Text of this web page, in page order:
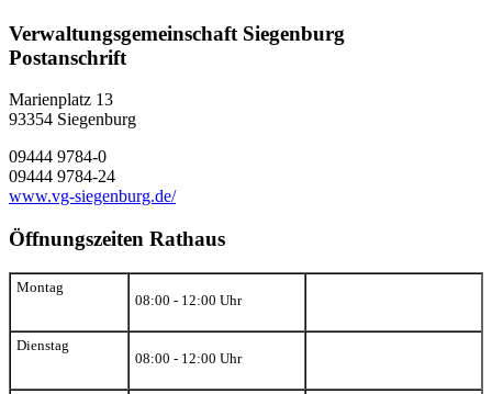
Verwaltungsgemeinschaft Siegenburg
Postanschrift
Marienplatz 13
93354 Siegenburg
09444 9784-0
09444 9784-24
www.vg-siegenburg.de/
Öffnungszeiten Rathaus
Montag
08:00 - 12:00 Uhr
Dienstag
08:00 - 12:00 Uhr